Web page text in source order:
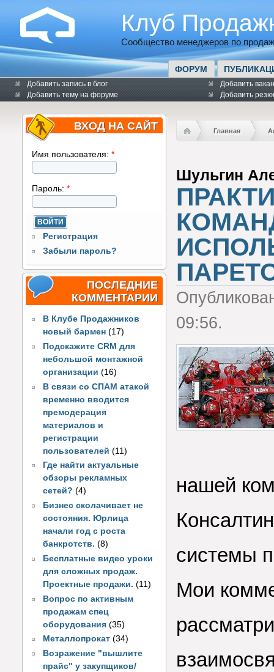
Клуб
Сообщество менеджеров по
ФОРУМ
Добавить запись в блог
Добавить тему на форуме
Добавить
Добавить
ВХОД НА САЙТ
Имя пользователя: *
Пароль: *
Регистрация
Забыли пароль?
ПОСЛЕДНИЕ
КОММЕНТАРИИ
В Клубе Продажников
новый бармен (17)
Подскажите CRM для
небольшой монтажной
организации (16)
В связи со СПАМ атакой
временно вводится
премодерация
материалов и
регистрации
пользователей(11)
Где найти актуальные
обзоры рекламных
сетей? (4)
Бизнес сколачивает не
состояния. Юрлица
начали год с роста
банкротств. (8)
Бесплатные видео уроки
для сложных продаж.
Проектные продажи. (11)
Вопрос по активным
продажам спец
оборудования (35)
Металлопрокат (34)
Возражение "вышлите
прайс" у закупщиков/
Главная
Шульгин
09:56.
нашей
системы
Мои